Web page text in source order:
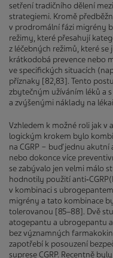
setření tradičního dělení
strategiemi. Kromě
v prodromální fázi migrény
režimy, které přesahují
z léčebných režimů, které se
krátkodobá prevence nebo
ve specifických situacích
příznaky [82,83]. Tento
zbytečným užíváním léků a
a zvýšenými náklady na
Vzhledem k možné roli jak v
logickým krokem bylo
na CGRP − buď jednu
nebo dokonce více
se zabývalo jen velmi málo
hodnotily použití
v kombinaci s
migrény a tato kombinace
tolerovanou [85–88]. Dvě
atogepantu a ubrogepantu
bez významných
zapotřebí k posouzení
suprese CGRP. Recentně